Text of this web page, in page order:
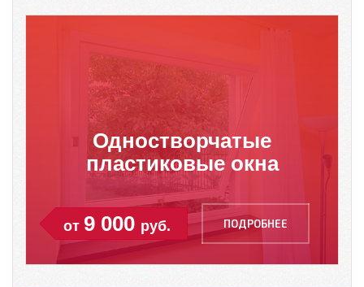
Одностворчатые
пластиковые окна
от 9 000 руб. ПОДРОБНЕЕ